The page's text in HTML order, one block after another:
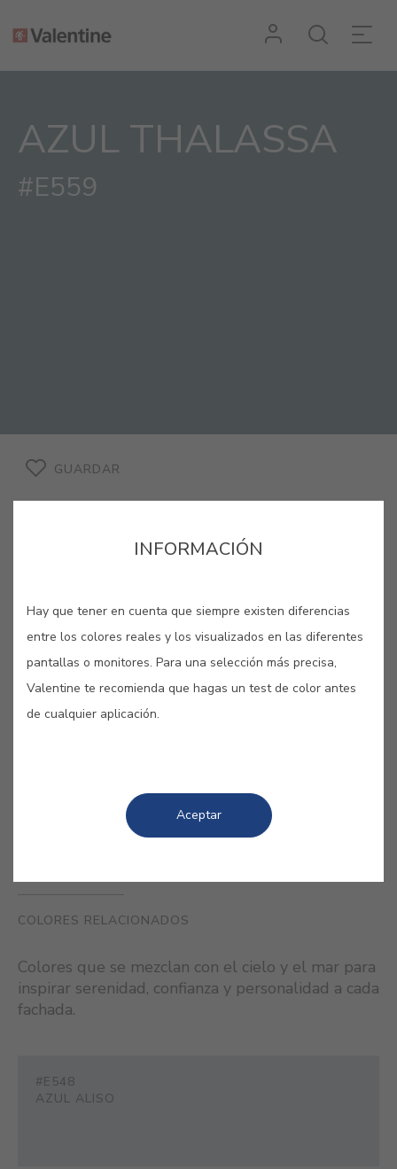
AZUL THALASSA
#E559
GUARDAR
AZUL THALASSA #E559
Diosa del mar, personificación del
Mediterráneo y madre de todos los
peces, Thalassa es homenageada por
COLORES RELACIONADOS
Colores que se mezclan con el cielo y el mar para
inspirar serenidad, confianza y personalidad a cada
fachada.
#E548
AZUL ALISO
INFORMACIÓN
Hay que tener en cuenta que siempre existen diferencias
entre los colores reales y los visualizados en las diferentes
pantallas o monitores. Para una selección más precisa,
Valentine te recomienda que hagas un test de color antes
de cualquier aplicación.
Aceptar